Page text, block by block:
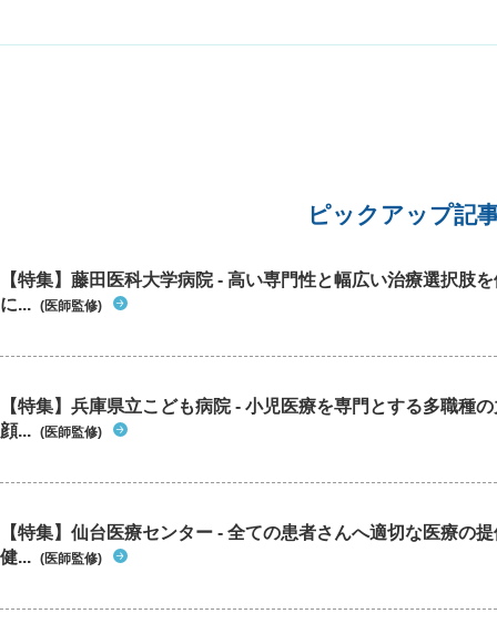
談したところ、以下の回答が得られました。 ・軽
す。今後の生活において、どのような考え方や対
応が望ましいか、アドバイスをいただければ幸いピックアップ記
【特集】藤田医科大学病院 - 高い専門性と幅広い治療選択肢
に... (医師監修)
【特集】兵庫県立こども病院 - 小児医療を専門とする多職種
顔... (医師監修)
【特集】仙台医療センター - 全ての患者さんへ適切な医療の
健... (医師監修)